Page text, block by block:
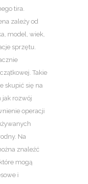
tira.
zależy od
model, wiek,
sprzętu.
Takie
skupić się na
jak rozwój
operacji
Na
znaleźć
mogą
i